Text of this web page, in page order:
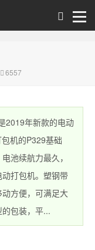
6557
2019年新款的电动
机的P329基础
池续航力最久，
打包机。塑钢带
方便，可满足大
包装，平...